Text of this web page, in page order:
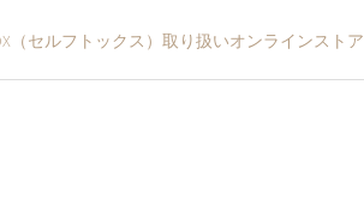
（セルフトックス）取り扱いオンラインストア